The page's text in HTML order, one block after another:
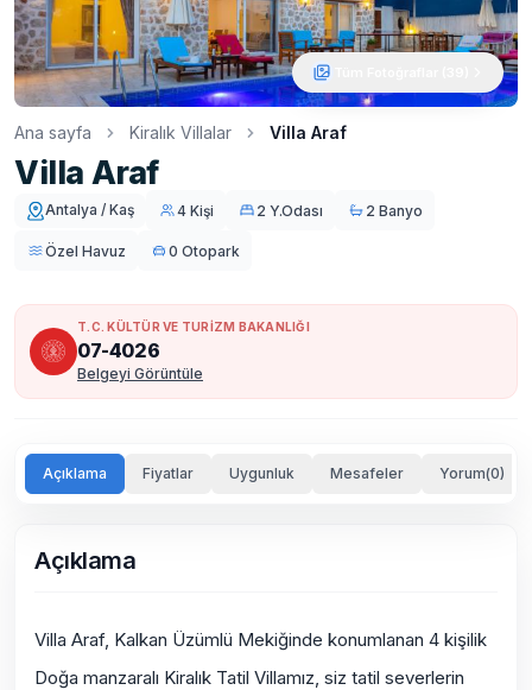
Ana sayfa Kiralık Villalar Villa Araf
Villa Araf
Antalya / Kaş 4 Kişi 2 Y.Odası 2 Banyo
Özel Havuz 0 Otopark
T.C. KÜLTÜR VE TURİZM BAKANLIĞI
07-4026
Belgeyi Görüntüle
Açıklama Fiyatlar Uygunluk Mesafeler Yorum(0)
Açıklama
Villa Araf, Kalkan Üzümlü Mekiğinde konumlanan 4 kişilik
Doğa manzaralı Kiralık Tatil Villamız, siz tatil severlerin